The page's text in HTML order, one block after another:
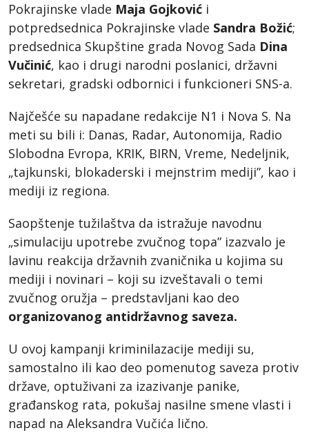
Pokrajinske vlade Maja Gojković i
potpredsednica Pokrajinske vlade Sandra Božić;
predsednica Skupštine grada Novog Sada Dina
Vučinić, kao i drugi narodni poslanici, državni
sekretari, gradski odbornici i funkcioneri SNS-a.
Najčešće su napadane redakcije N1 i Nova S. Na
meti su bili i: Danas, Radar, Autonomija, Radio
Slobodna Evropa, KRIK, BIRN, Vreme, Nedeljnik,
„tajkunski, blokaderski i mejnstrim mediji”, kao i
mediji iz regiona.
Saopštenje tužilaštva da istražuje navodnu
„simulaciju upotrebe zvučnog topa” izazvalo je
lavinu reakcija državnih zvaničnika u kojima su
mediji i novinari – koji su izveštavali o temi
zvučnog oružja – predstavljani kao deo
organizovanog antidržavnog saveza.
U ovoj kampanji kriminilazacije mediji su,
samostalno ili kao deo pomenutog saveza protiv
države, optuživani za izazivanje panike,
građanskog rata, pokušaj nasilne smene vlasti i
napad na Aleksandra Vučića lično.